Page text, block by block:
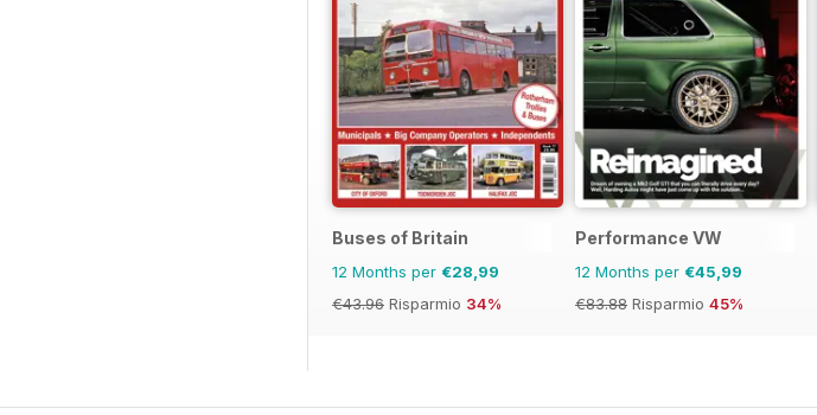
Buses of Britain
12 Months per €28,99
€43.96 Risparmio 34%
Performance VW
12 Months per €45,99
€83.88 Risparmio 45%